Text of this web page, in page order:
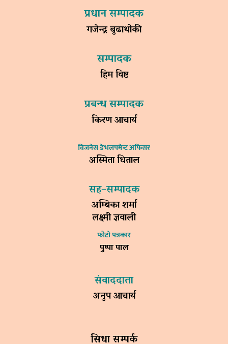
प्रधान सम्पादक
गजेन्द्र बुढाथोकी
सम्पादक
हिम विष्ट
प्रबन्ध सम्पादक
किरण आचार्य
विजनेस डेभलपमेन्ट अफिसर
अस्मिता धिताल
सह–सम्पादक
अम्बिका शर्मा
लक्ष्मी ज्ञवाली
फोटो पत्रकार
पुष्पा पाल
संवाददाता
अनुप आचार्य
सिधा सम्पर्क